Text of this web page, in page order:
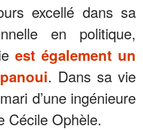
excellé dans sa
en politique,
est également un
. Dans sa vie
d’une ingénieure
Cécile Ophèle.